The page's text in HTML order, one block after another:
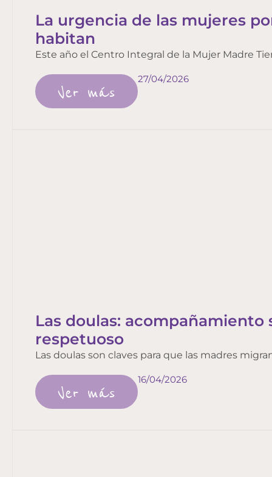
La urgencia de las mujeres
habitan
Este año el Centro Integral de la Mujer Madre
Ver más
27/04/2026
Las doulas:
respetuoso
Las doulas son claves para que las madres
Ver más
16/04/2026